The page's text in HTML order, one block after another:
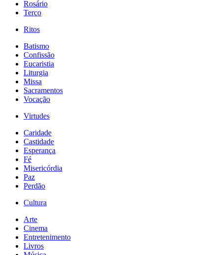
Rosário
Terço
Ritos
Batismo
Confissão
Eucaristia
Liturgia
Missa
Sacramentos
Vocação
Virtudes
Caridade
Castidade
Esperança
Fé
Misericórdia
Paz
Perdão
Cultura
Arte
Cinema
Entretenimento
Livros